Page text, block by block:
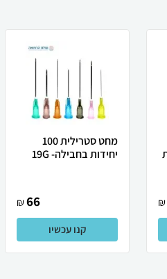
₪
מחט סטרילית 100
יחידות בחבילה- 19G
66
₪
קנו עכשיו